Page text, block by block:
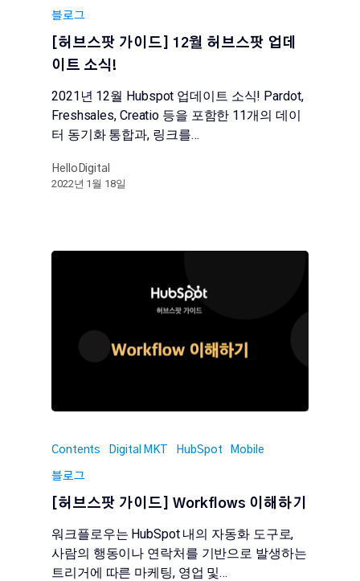
블로그
[허브스팟 가이드] 12월 허브스팟 업데
이트 소식!
2021년 12월 Hubspot 업데이트 소식! Pardot,
Freshsales, Creatio 등을 포함한 11개의 데이
터 동기화 통합과, 링크를…
HelloDigital
2022년 1월 18일
Contents Digital MKT HubSpot Mobile
블로그
[허브스팟 가이드] Workflows 이해하기
워크플로우는 HubSpot 내의 자동화 도구로,
사람의 행동이나 연락처를 기반으로 발생하는
트리거에 따른 마케팅, 영업 및…